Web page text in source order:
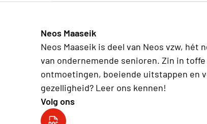
Neos Maaseik
Neos Maaseik is deel van Neos vzw, hét
van ondernemende senioren. Zin in toffe
ontmoetingen, boeiende uitstappen en
gezelligheid? Leer ons kennen!
Volg ons